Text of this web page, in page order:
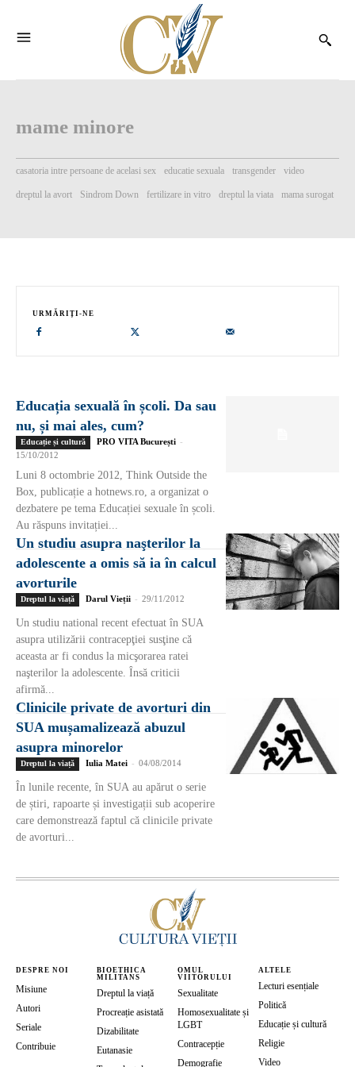
mame minore
casatoria intre persoane de acelasi sex educatie sexuala transgender video
dreptul la avort Sindrom Down fertilizare in vitro dreptul la viata mama surogat
Educația sexuală în școli. Da sau
nu, și mai ales, cum?
Educație și cultură PRO VITA București -
15/10/2012
Luni 8 octombrie 2012, Think Outside the
Box, publicație a hotnews.ro, a organizat o
dezbatere pe tema Educației sexuale în școli.
Au răspuns invitației...
Un studiu asupra naşterilor la
adolescente a omis să ia în calcul
avorturile
Dreptul la viață Darul Vieții - 29/11/2012
Un studiu national recent efectuat în SUA
asupra utilizării contracepţiei susţine că
aceasta ar fi condus la micşorarea ratei
naşterilor la adolescente. Însă criticii
afirmă...
Clinicile private de avorturi din
SUA mușamalizează abuzul
asupra minorelor
Dreptul la viață Iulia Matei - 04/08/2014
În lunile recente, în SUA au apărut o serie
de știri, rapoarte și investigații sub acoperire
care demonstrează faptul că clinicile private
de avorturi...
URMĂRIȚI-NE
DESPRE NOI
Misiune
Autori
Seriale
Contribuie
BIOETHICA
MILITANS
Dreptul la viață
Procreație asistată
Dizabilitate
Eutanasie
OMUL
VIITORULUI
Sexualitate
Homosexualitate și
LGBT
Contracepție
Demografie
ALTELE
Lecturi esențiale
Politică
Educație și cultură
Religie
Video